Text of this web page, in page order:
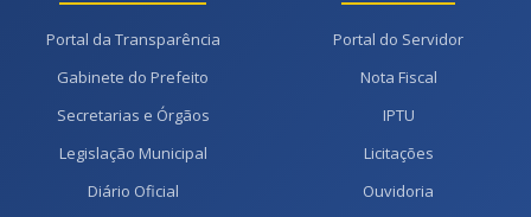
Portal da Transparência
Gabinete do Prefeito
Secretarias e Órgãos
Legislação Municipal
Diário Oficial
Portal do Servidor
Nota Fiscal
IPTU
Licitações
Ouvidoria